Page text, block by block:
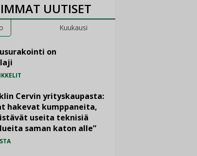
UUTISET
Kuukausi
on
Cervin yrityskaupasta:
hakevat kumppaneita,
useita teknisiä
saman katon alle”